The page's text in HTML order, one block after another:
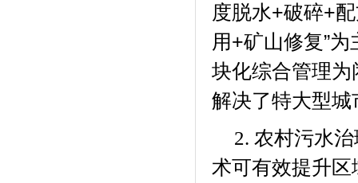
度脱水+破碎+
用+矿山修复”
块化综合管理
解决了特大型
2. 农村污水
术可有效提升